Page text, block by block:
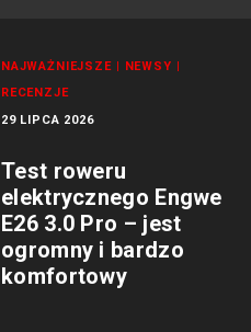
NAJWAŻNIEJSZE | NEWSY |
RECENZJE
29 LIPCA 2026
Test roweru
elektrycznego Engwe
E26 3.0 Pro – jest
ogromny i bardzo
komfortowy